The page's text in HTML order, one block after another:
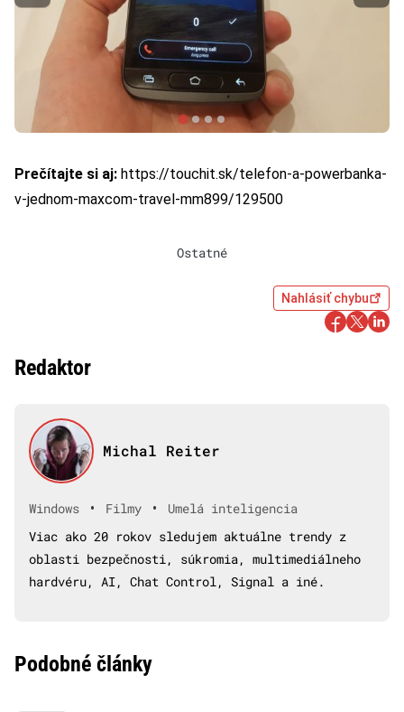
Prečítajte si aj: https://touchit.sk/telefon-a-powerbanka-
v-jednom-maxcom-travel-mm899/129500
Ostatné
Nahlásiť chybu
Redaktor
Michal Reiter
Windows • Filmy •
Umelá inteligencia
Viac ako 20 rokov sledujem aktuálne trendy z
oblasti bezpečnosti, súkromia, multimediálneho
hardvéru, AI, Chat Control, Signal a iné.
Podobné články